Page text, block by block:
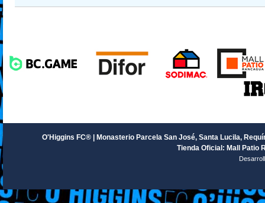
O'Higgins FC® | Monasterio Parcela San José, Santa Lucila,
Tienda Oficial: Mall Patio